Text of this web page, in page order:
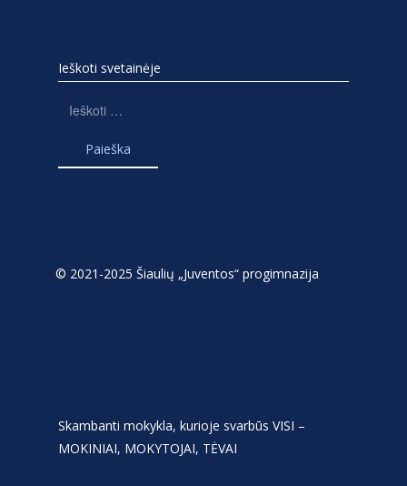
Ieškoti svetainėje
© 2021-2025 Šiaulių „Juventos“ progimnazija
Skambanti mokykla, kurioje svarbūs VISI –
MOKINIAI, MOKYTOJAI, TĖVAI